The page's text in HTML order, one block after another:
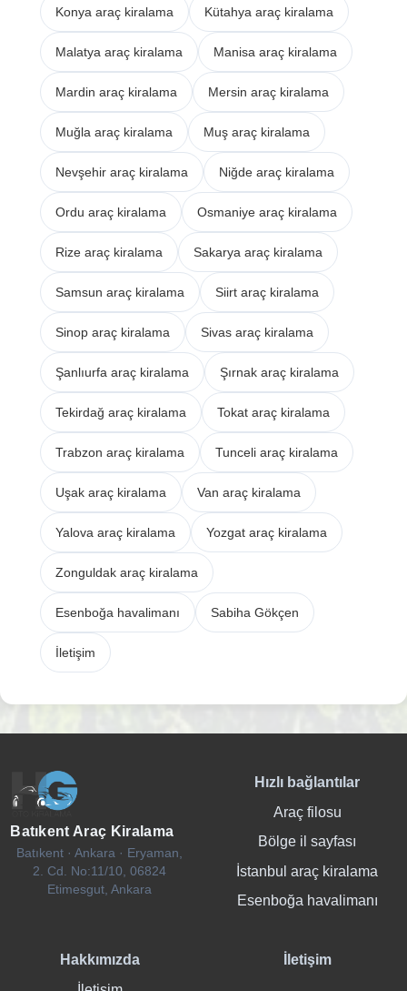
Konya araç kiralama Kütahya araç kiralama
Malatya araç kiralama Manisa araç kiralama
Mardin araç kiralama Mersin araç kiralama
Muğla araç kiralama Muş araç kiralama
Nevşehir araç kiralama Niğde araç kiralama
Ordu araç kiralama Osmaniye araç kiralama
Rize araç kiralama Sakarya araç kiralama
Samsun araç kiralama Siirt araç kiralama
Sinop araç kiralama Sivas araç kiralama
Şanlıurfa araç kiralama Şırnak araç kiralama
Tekirdağ araç kiralama Tokat araç kiralama
Trabzon araç kiralama Tunceli araç kiralama
Uşak araç kiralama Van araç kiralama
Yalova araç kiralama Yozgat araç kiralama
Zonguldak araç kiralama
Esenboğa havalimanı Sabiha Gökçen
İletişim
Batıkent Araç Kiralama
Batıkent · Ankara · Eryaman,
2. Cd. No:11/10, 06824
Etimesgut, Ankara
Hızlı bağlantılar
Araç filosu
Bölge il sayfası
İstanbul araç kiralama
Esenboğa havalimanı
Hakkımızda
İletişim